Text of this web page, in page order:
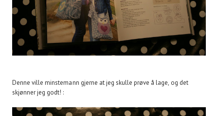
Denne ville minstemann gjerne at jeg skulle prøve å lage, og det
skjønner jeg godt! :